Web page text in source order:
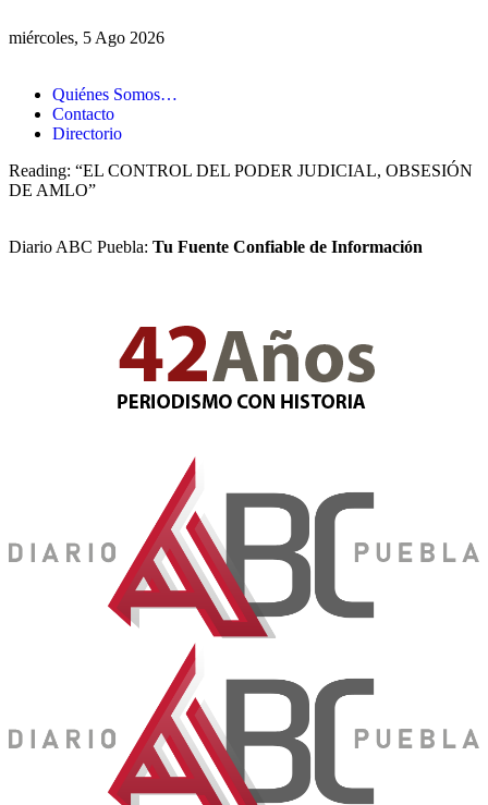
miércoles, 5 Ago 2026
Quiénes Somos…
Contacto
Directorio
Reading: “EL CONTROL DEL PODER JUDICIAL, OBSESIÓN
DE AMLO”
Diario ABC Puebla: Tu Fuente Confiable de Información